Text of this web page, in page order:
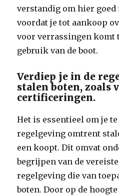
verstandig om hier
voordat je tot aankoop
voor verrassingen komt
gebruik van de boot.
Verdiep je in de
stalen boten, zoals
certificeringen.
Het is essentieel om je
regelgeving omtrent
een koopt. Dit omvat
begrijpen van de
regelgeving die van
boten. Door op de